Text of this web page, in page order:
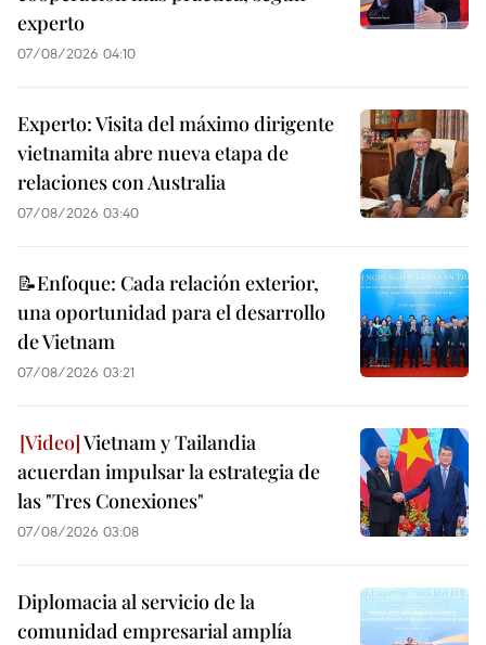
experto
07/08/2026 04:10
Experto: Visita del máximo dirigente
vietnamita abre nueva etapa de
relaciones con Australia
07/08/2026 03:40
📝Enfoque: Cada relación exterior,
una oportunidad para el desarrollo
de Vietnam
07/08/2026 03:21
Vietnam y Tailandia
acuerdan impulsar la estrategia de
las "Tres Conexiones"
07/08/2026 03:08
Diplomacia al servicio de la
comunidad empresarial amplía